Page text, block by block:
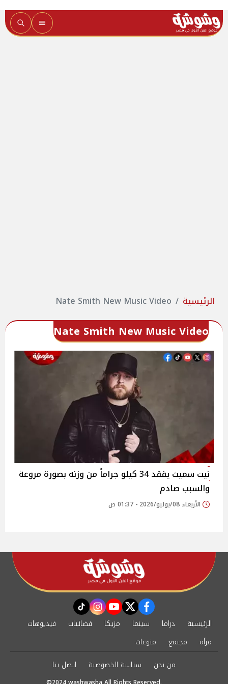
الرئيسية Nate Smith New Music Video
Nate Smith New Music Video
نيت سميث يفقد 34 كيلو جراماً من وزنه بصورة مروعة
والسبب صادم
الأربعاء 08/يوليو/2026 - 01:37 ص
facebook
twitter
youtube
instagram
tiktok
الرئيسية دراما سينما مزيكا فضائيات
فيديوهات
مرأة
مجتمع
منوعات
من نحن
سياسة الخصوصية اتصل بنا